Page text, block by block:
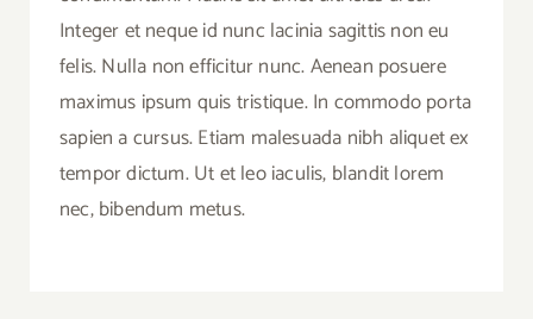
Integer et neque id nunc lacinia sagittis non eu
felis. Nulla non efficitur nunc. Aenean posuere
maximus ipsum quis tristique. In commodo porta
sapien a cursus. Etiam malesuada nibh aliquet ex
tempor dictum. Ut et leo iaculis, blandit lorem
nec, bibendum metus.